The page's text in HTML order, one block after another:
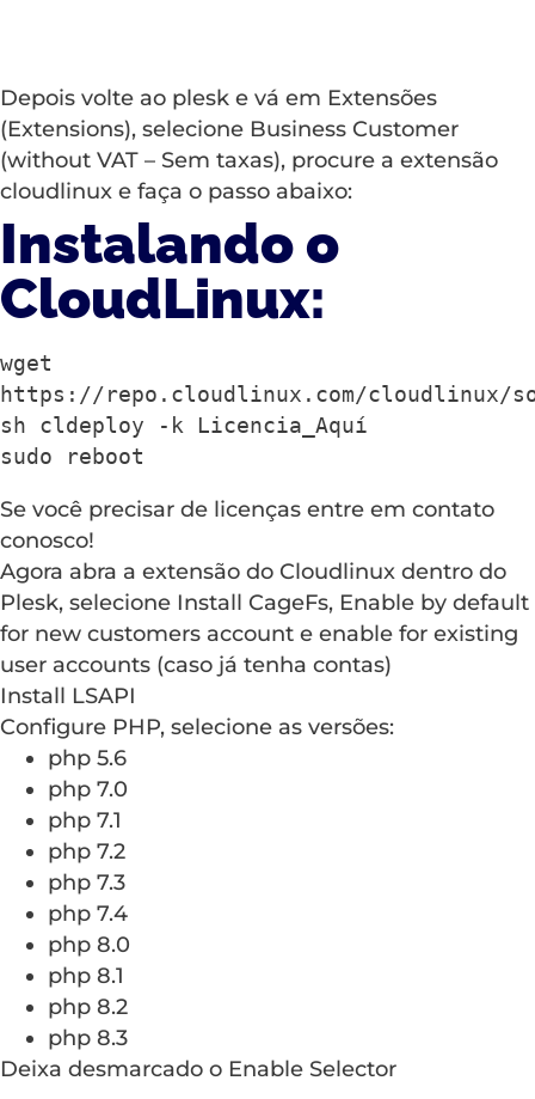
Depois volte ao plesk e vá em Extensões
(Extensions), selecione Business Customer
(without VAT – Sem taxas), procure a extensão
cloudlinux e faça o passo abaixo:
Instalando o
CloudLinux:
wget
https://repo.cloudlinux.com/cloudlinux/
sh cldeploy -k Licencia_Aquí
sudo reboot
Se você precisar de licenças entre em contato
conosco!
Agora abra a extensão do Cloudlinux dentro do
Plesk, selecione Install CageFs, Enable by default
for new customers account e enable for existing
user accounts (caso já tenha contas)
Install LSAPI
Configure PHP, selecione as versões:
php 5.6
php 7.0
php 7.1
php 7.2
php 7.3
php 7.4
php 8.0
php 8.1
php 8.2
php 8.3
Deixa desmarcado o Enable Selector